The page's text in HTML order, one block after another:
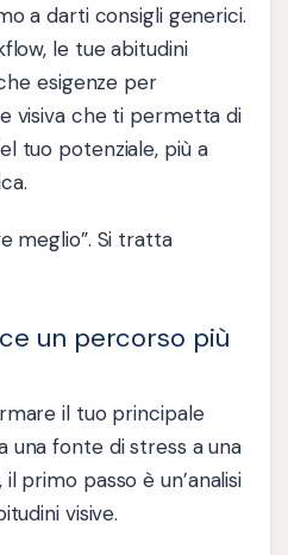
a darti consigli generici.
le tue abitudini
esigenze per
visiva che ti permetta di
tuo potenziale, più a
meglio”. Si tratta
un percorso più
il tuo principale
una fonte di stress a una
primo passo è un’analisi
visive.